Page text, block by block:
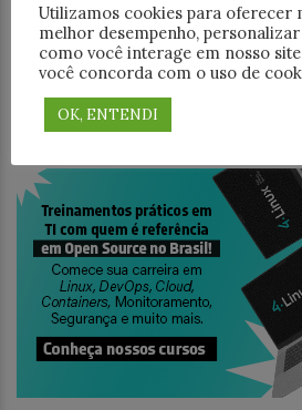
PESQUISAR
Utilizamos cookies para oferecer
melhor desempenho,
como você interage em nosso
você concorda com o uso de
OK, ENTENDI